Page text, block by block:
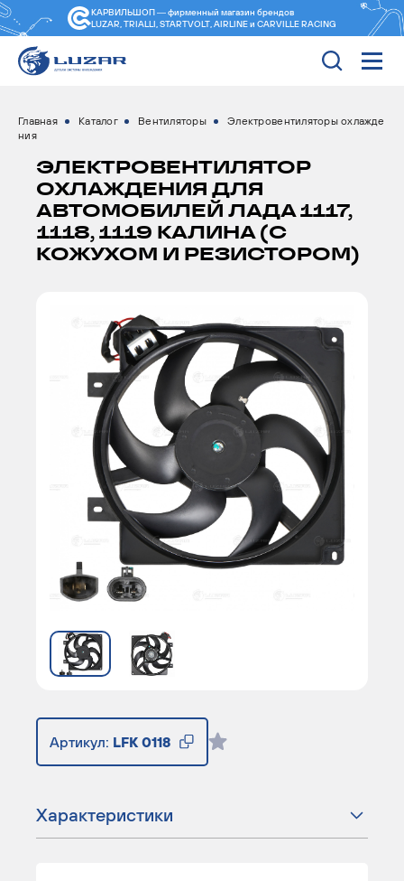
КАРВИЛЬШОП — фирменный магазин брендов
LUZAR, TRIALLI, STARTVOLT, AIRLINE и CARVILLE RACING
Главная Каталог Вентиляторы
Электровентиляторы охлажде
ния
ЭЛЕКТРОВЕНТИЛЯТОР
ОХЛАЖДЕНИЯ ДЛЯ
АВТОМОБИЛЕЙ ЛАДА 1117,
1118, 1119 КАЛИНА (С
КОЖУХОМ И РЕЗИСТОРОМ)
Артикул: LFK 0118
Характеристики